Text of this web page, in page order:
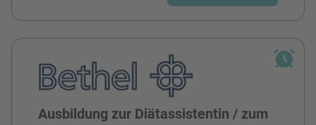
Ausbildung zur Diätassistentin / zum